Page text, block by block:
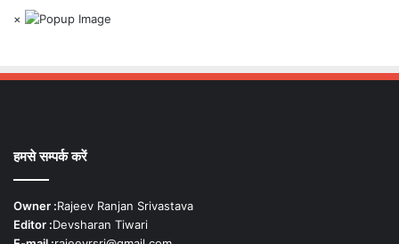
×
हमसे सम्पर्क करें
Owner :Rajeev Ranjan Srivastava
Editor :Devsharan Tiwari